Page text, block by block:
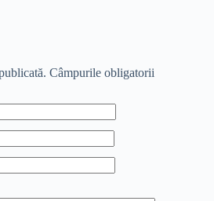
Câmpurile obligatorii